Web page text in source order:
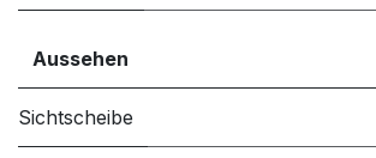
Aussehen
Sichtscheibe